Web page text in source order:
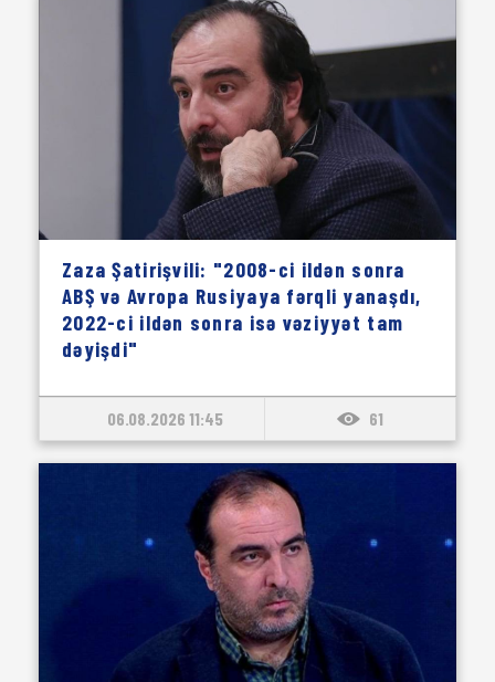
Zaza Şatirişvili: "2008-ci ildən sonra
ABŞ və Avropa Rusiyaya fərqli yanaşdı,
2022-ci ildən sonra isə vəziyyət tam
dəyişdi"
06.08.2026 11:45 61